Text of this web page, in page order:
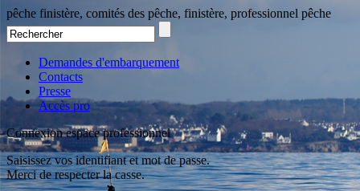
pêche finistère, comités des pêche, finistère, professionnel pêche
Demandes d'embarquement
Contacts
Presse
Accès pro
Connexion espace professionnel
Saisissez vos identifiant et mot de passe.
Merci de respecter la casse.